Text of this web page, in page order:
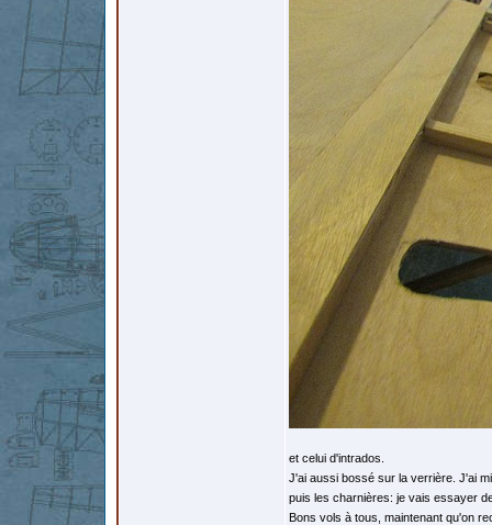
et celui d'intrados.
J'ai aussi bossé sur la verrière. J'ai
puis les charnières: je vais essayer
Bons vols à tous, maintenant qu'on